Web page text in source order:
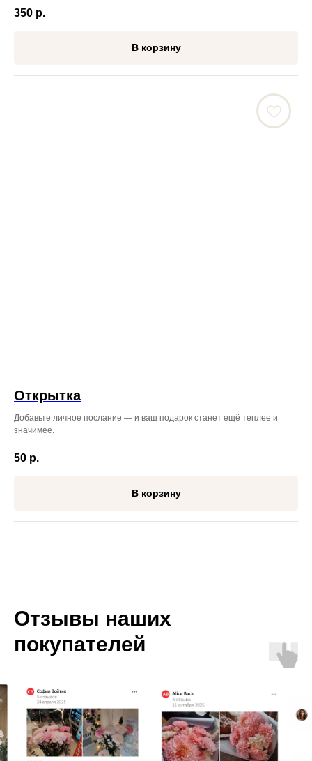
350 р.
В корзину
Открытка
Добавьте личное послание — и ваш подарок станет ещё теплее и
значимее.
50 р.
В корзину
Отзывы наших
покупателей
Режим работы: с 08:00 до 23:45
+7 (996) 424-32-52
ул. Некрасовская, 76
Режим работы: с 08:00 до 23:00
Проспект Красного Знамени,